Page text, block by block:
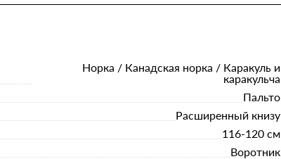
Норка / Канадская норка / Каракуль и
каракульча
Пальто
Расширенный книзу
116-120 см
Воротник